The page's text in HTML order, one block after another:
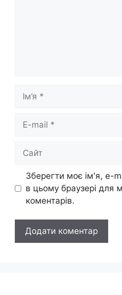
mail
Зберегти моє ім'я, e-
в цьому браузері для
коментарів.